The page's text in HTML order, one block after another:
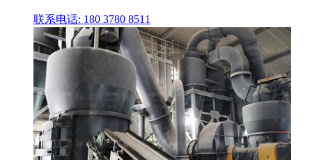
联系电话: 180 3780 8511